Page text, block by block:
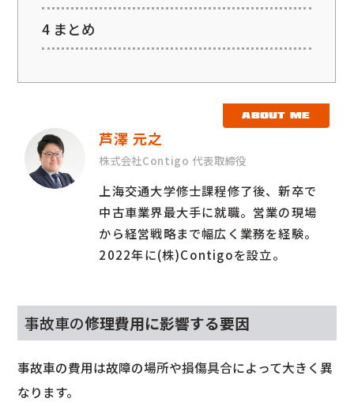
4 まとめ
ABOUT ME
芦澤 元之
株式会社Contigo 代表取締役
上海交通大学修士課程修了後、新卒で
中古車業界最大手に就職。営業の現場
から経営戦略まで幅広く業務を経験。
2022年に(株)Contigoを設立。
事故車の修理費用に影響する要因
事故車の費用は故障の場所や損傷具合によって大きく異
なります。